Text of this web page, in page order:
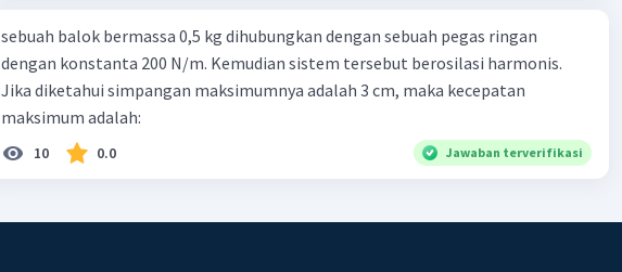
sebuah balok bermassa 0,5 kg dihubungkan dengan sebuah pegas ringan
dengan konstanta 200 N/m. Kemudian sistem tersebut berosilasi harmonis.
Jika diketahui simpangan maksimumnya adalah 3 cm, maka kecepatan
maksimum adalah:
10 0.0 Jawaban terverifikasi